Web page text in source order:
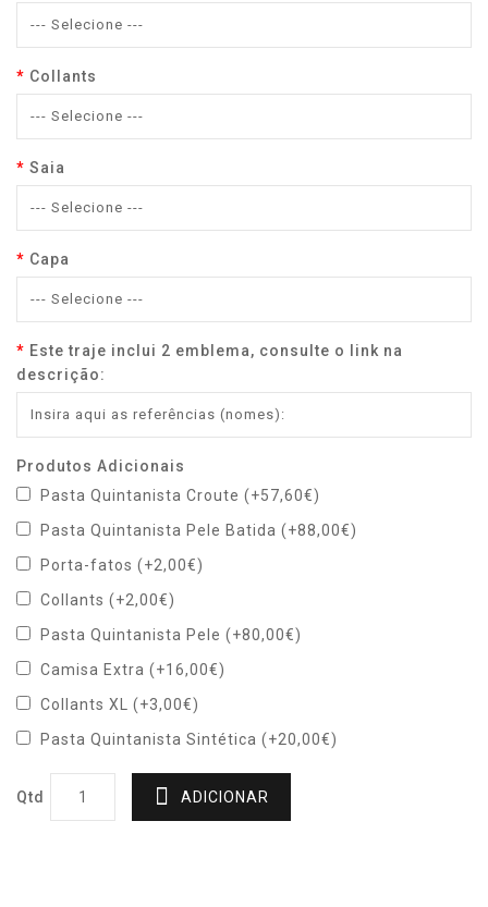
Collants
Saia
Capa
Este traje inclui 2 emblema, consulte o link na
descrição:
Produtos Adicionais
Pasta Quintanista Croute (+57,60€)
Pasta Quintanista Pele Batida (+88,00€)
Porta-fatos (+2,00€)
Collants (+2,00€)
Pasta Quintanista Pele (+80,00€)
Camisa Extra (+16,00€)
Collants XL (+3,00€)
Pasta Quintanista Sintética (+20,00€)
Qtd ADICIONAR